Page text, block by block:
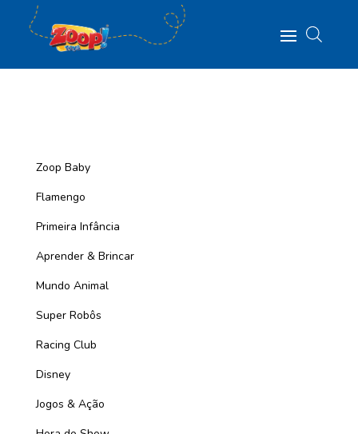
Zoop Baby
Flamengo
Primeira Infância
Aprender & Brincar
Mundo Animal
Super Robôs
Racing Club
Disney
Jogos & Ação